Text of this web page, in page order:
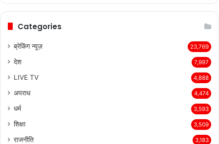
Categories
ब्रेकिंग न्यूज़ 23,769
देश 7,997
LIVE TV 4,888
अपराध 4,474
धर्म 3,593
शिक्षा 3,509
राजनीति 3,183